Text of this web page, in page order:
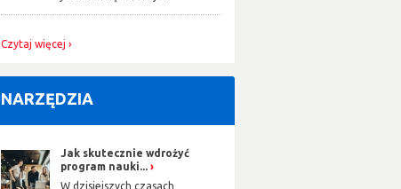
Czytaj więcej
NARZĘDZIA
Jak skutecznie wdrożyć
program nauki...
W dzisiejszych czasach